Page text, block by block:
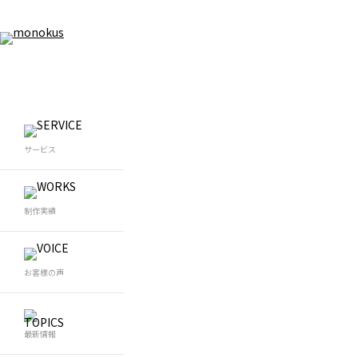
サービス
制作実績
お客様の声
最新情報